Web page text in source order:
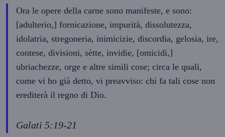
Ora le opere della carne sono manifeste, e sono:
[adulterio,] fornicazione, impurità, dissolutezza,
idolatria, stregoneria, inimicizie, discordia, gelosia, ire,
contese, divisioni, sètte, invidie, [omicidi,]
ubriachezze, orge e altre simili cose; circa le quali,
come vi ho già detto, vi preavviso: chi fa tali cose non
erediterà il regno di Dio.
Galati 5:19-21